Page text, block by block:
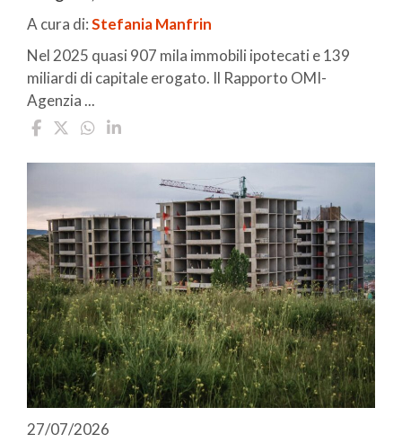
A cura di:Stefania Manfrin
Nel 2025 quasi 907 mila immobili ipotecati e 139
miliardi di capitale erogato. Il Rapporto OMI-
Agenzia ...
27/07/2026